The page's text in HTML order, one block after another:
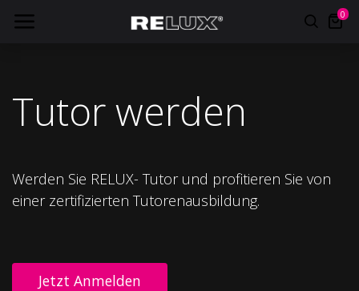
0
Tutor werden
Werden Sie RELUX- Tutor und profitieren Sie von
einer zertifizierten Tutorenausbildung.
Jetzt Anmelden